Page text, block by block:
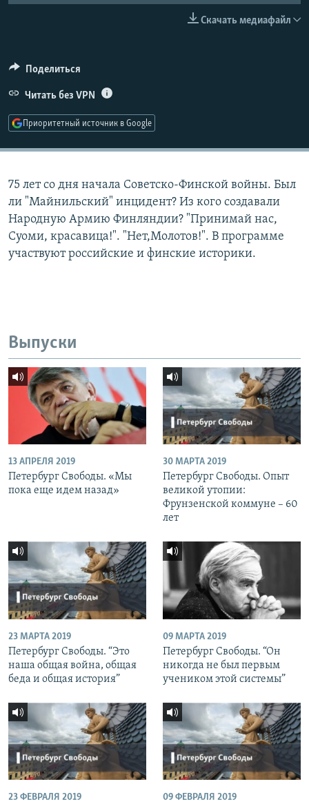
СОЦИАЛЬНЫЕ СЕТИ
Скачать медиафайл
Поделиться
Читать без VPN
Приоритетный источник в Google
75 лет со дня начала Советско-Финской войны. Был
ли "Майнильский" инцидент? Из кого создавали
Народную Армию Финляндии? "Принимай нас,
Суоми, красавица!". "Нет,Молотов!". В программе
участвуют российские и финские историки.
Выпуски
13 АПРЕЛЯ 2019
Петербург Свободы. «Мы
пока еще идем назад»
30 МАРТА 2019
Петербург Свободы. Опыт
великой утопии:
Фрунзенской коммуне – 60
лет
23 МАРТА 2019
Петербург Свободы. “Это
наша общая война, общая
беда и общая история”
09 МАРТА 2019
Петербург Свободы. “Он
никогда не был первым
учеником этой системы”
23 ФЕВРАЛЯ 2019 09 ФЕВРАЛЯ 2019